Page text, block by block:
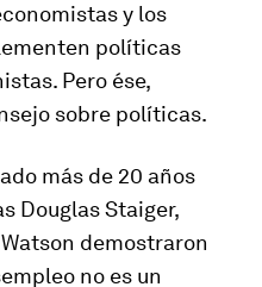
y los
políticas
Pero ése,
sobre políticas.
más de 20 años
Douglas Staiger,
demostraron
no es un